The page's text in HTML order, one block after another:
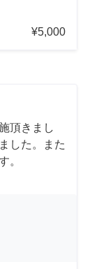
¥5,000
頂きまし
した。また
。